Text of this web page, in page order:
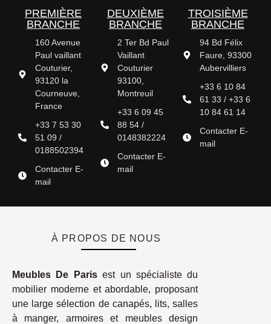
PREMIÈRE
BRANCHE
160 Avenue
Paul vaillant
Couturier,
93120 la
Courneuve,
France
+33 7 53 30
51 09 /
0188502394
Contacter E-
mail
DEUXIÈME
BRANCHE
2 Ter Bd Paul
Vaillant
Couturier
93100,
Montreuil
+33 6 09 45
88 54 /
0148382224
Contacter E-
mail
TROISIÈME
BRANCHE
94 Bd Félix
Faure, 93300
Aubervilliers
+33 6 10 84
61 33 / +33 6
10 84 61 14
Contacter E-
mail
À PROPOS DE NOUS
Meubles De Parisest un spécialiste du
mobilier moderne et abordable, proposant
une large sélection de canapés, lits, salles
à manger, armoires et meubles design